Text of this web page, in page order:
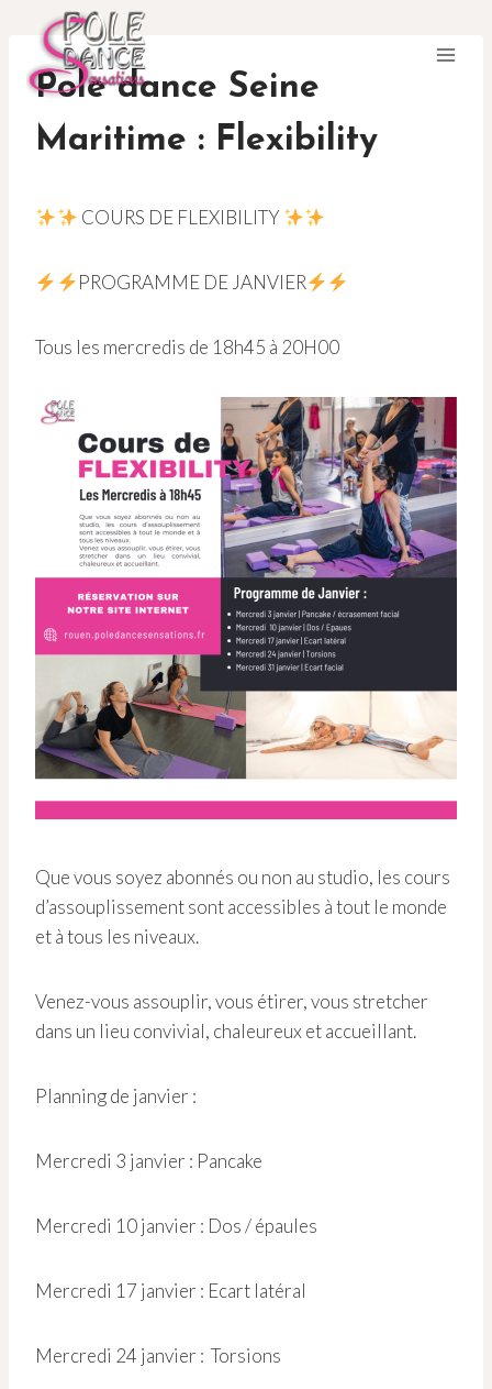
contenuPole dance Seine
Maritime : Flexibility
COURS DE FLEXIBILITY
PROGRAMME DE JANVIER
Tous les mercredis de 18h45 à 20H00
Que vous soyez abonnés ou non au studio, les cours
d’assouplissement sont accessibles à tout le monde
et à tous les niveaux.
Venez-vous assouplir, vous étirer, vous stretcher
dans un lieu convivial, chaleureux et accueillant.
Planning de janvier :
Mercredi 3 janvier : Pancake
Mercredi 10 janvier : Dos / épaules
Mercredi 17 janvier : Ecart latéral
Mercredi 24 janvier : Torsions